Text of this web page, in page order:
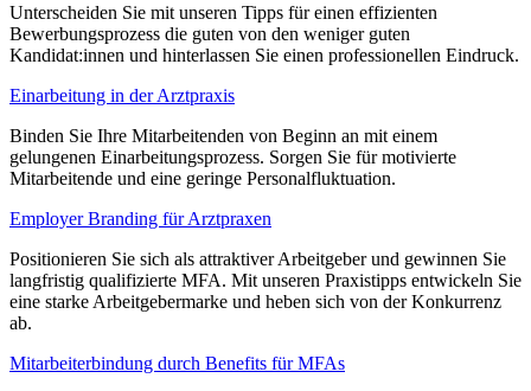
Unterscheiden Sie mit unseren Tipps für einen effizienten
Bewerbungsprozess die guten von den weniger guten
Kandidat:innen und hinterlassen Sie einen professionellen Eindruck.
Einarbeitung in der Arztpraxis
Binden Sie Ihre Mitarbeitenden von Beginn an mit einem
gelungenen Einarbeitungsprozess. Sorgen Sie für motivierte
Mitarbeitende und eine geringe Personalfluktuation.
Employer Branding für Arztpraxen
Positionieren Sie sich als attraktiver Arbeitgeber und gewinnen Sie
langfristig qualifizierte MFA. Mit unseren Praxistipps entwickeln Sie
eine starke Arbeitgebermarke und heben sich von der Konkurrenz
ab.
Mitarbeiterbindung durch Benefits für MFAs